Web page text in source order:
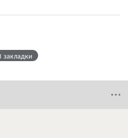
закладки